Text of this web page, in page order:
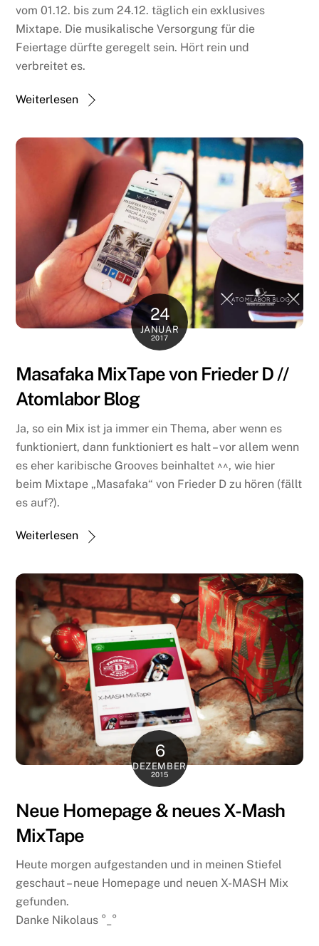
vom 01.12. bis zum 24.12. täglich ein exklusives
Mixtape. Die musikalische Versorgung für die
Feiertage dürfte geregelt sein. Hört rein und
verbreitet es.
Weiterlesen
24
JANUAR
2017
Masafaka MixTape von Frieder D //
Atomlabor Blog
Ja, so ein Mix ist ja immer ein Thema, aber wenn es
funktioniert, dann funktioniert es halt – vor allem wenn
es eher karibische Grooves beinhaltet ^^, wie hier
beim Mixtape „Masafaka“ von Frieder D zu hören (fällt
es auf?).
Weiterlesen
6
DEZEMBER
2015
Neue Homepage & neues X-Mash
MixTape
Heute morgen aufgestanden und in meinen Stiefel
geschaut – neue Homepage und neuen X-MASH Mix
gefunden.
Danke Nikolaus °_°